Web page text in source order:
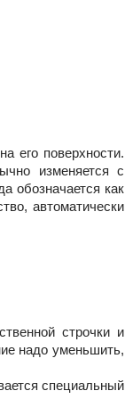
его поверхности.
изменяется с
обозначается как
автоматически
строчки и
надо уменьшить,
специальный